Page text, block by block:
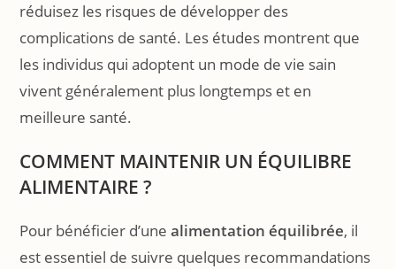
réduisez les risques de développer des
complications de santé. Les études montrent que
les individus qui adoptent un mode de vie sain
vivent généralement plus longtemps et en
meilleure santé.
COMMENT MAINTENIR UN ÉQUILIBRE
ALIMENTAIRE ?
Pour bénéficier d’unealimentation équilibrée, il
est essentiel de suivre quelques recommandations